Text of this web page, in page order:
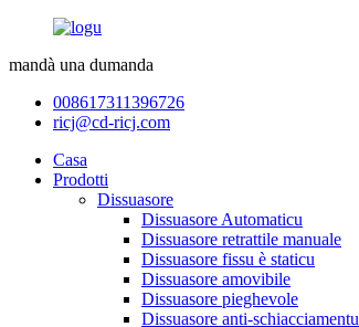
mandà una dumanda
008617311396726
ricj@cd-ricj.com
Casa
Prodotti
Dissuasore
Dissuasore Automaticu
Dissuasore retrattile manuale
Dissuasore fissu è staticu
Dissuasore amovibile
Dissuasore pieghevole
Dissuasore anti-schiacciamentu